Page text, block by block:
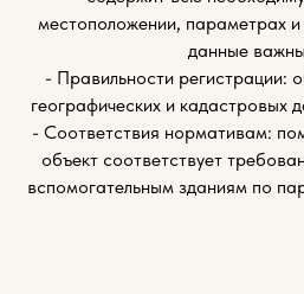
местоположении, параметрах
данные
- Правильности регистрации:
географических и кадастровых
- Соответствия нормативам:
объект соответствует
вспомогательным зданиям по